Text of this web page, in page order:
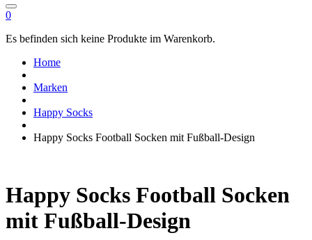
0
Es befinden sich keine Produkte im Warenkorb.
Home
Marken
Happy Socks
Happy Socks Football Socken mit Fußball-Design
Happy Socks Football Socken
mit Fußball-Design